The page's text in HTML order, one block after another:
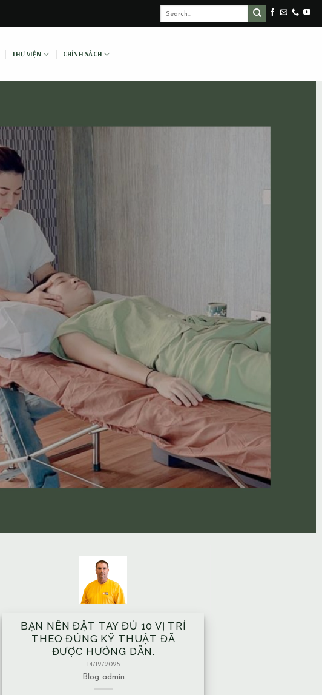
THƯ VIỆN CHÍNH SÁCH
NHÀ XÂY TRÊN MẠCH NƯỚC
NGẦM CÓ ẢNH HƯỞNG GÌ VỀ
MẶT NĂNG LƯỢNG KHÔNG?
13/12/2025
Blogadmin